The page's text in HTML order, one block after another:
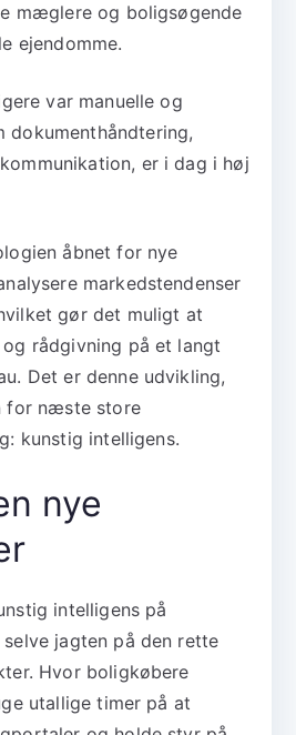
mæglere og boligsøgende
ejendomme.
var manuelle og
er i dag i høj
åbnet for nye
markedstendenser
gør det muligt at
rådgivning på et langt
Det er denne udvikling,
for næste store
kunstig intelligens.
nye
intelligens på
jagten på den rette
Hvor boligkøbere
utallige timer på at